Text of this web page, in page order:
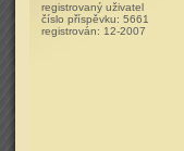
registrovaný uživatel
číslo příspěvku: 5661
registrován: 12-2007